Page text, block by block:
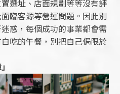
選址、店面規劃等等沒有評
臨客源等營運問題。因此別
惑，每個成功的事業都會需
吃的午餐，別把自己侷限於